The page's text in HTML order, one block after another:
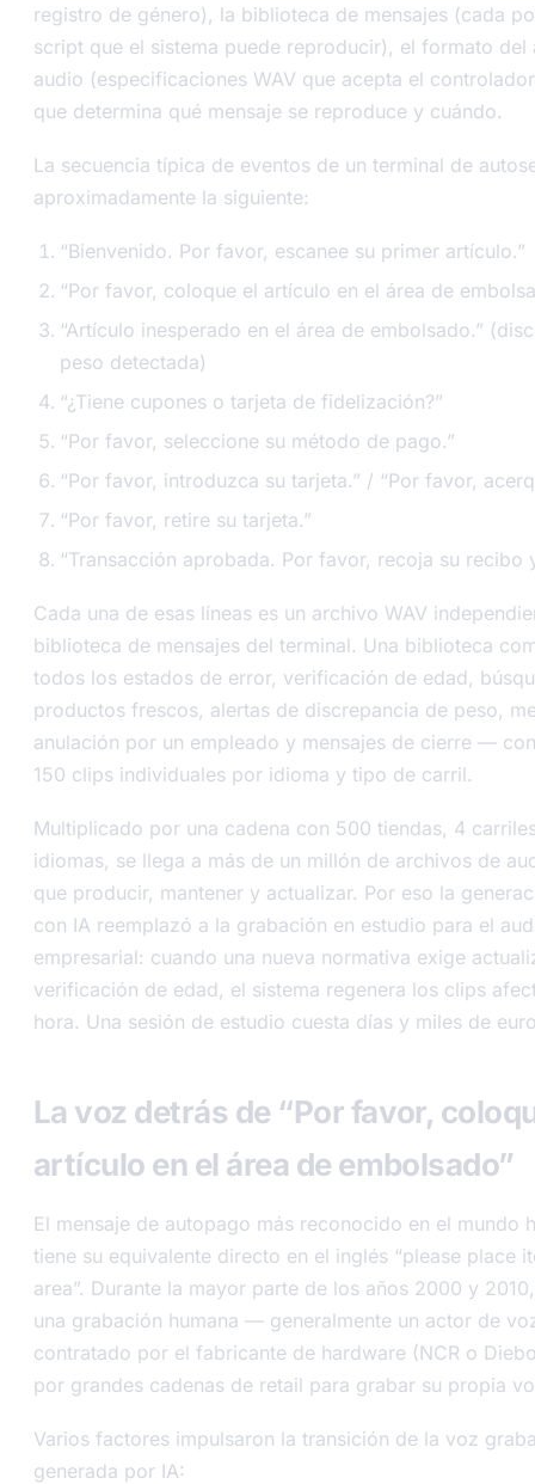
registro de género), la biblioteca de mensajes (cada
script que el sistema puede reproducir), el formato del
audio (especificaciones WAV que acepta el
que determina qué mensaje se reproduce y cuándo.
La secuencia típica de eventos de un terminal de
aproximadamente la siguiente:
“Bienvenido. Por favor, escanee su primer artículo.”
“Por favor, coloque el artículo en el área de
“Artículo inesperado en el área de embolsado.”
peso detectada)
“¿Tiene cupones o tarjeta de fidelización?”
“Por favor, seleccione su método de pago.”
“Por favor, introduzca su tarjeta.” / “Por favor,
“Por favor, retire su tarjeta.”
“Transacción aprobada. Por favor, recoja su recibo
Cada una de esas líneas es un archivo WAV
biblioteca de mensajes del terminal. Una biblioteca
todos los estados de error, verificación de edad,
productos frescos, alertas de discrepancia de peso,
anulación por un empleado y mensajes de cierre —
150 clips individuales por idioma y tipo de carril.
Multiplicado por una cadena con 500 tiendas, 4
idiomas, se llega a más de un millón de archivos de
que producir, mantener y actualizar. Por eso la
con IA reemplazó a la grabación en estudio para el
empresarial: cuando una nueva normativa exige
verificación de edad, el sistema regenera los clips
hora. Una sesión de estudio cuesta días y miles de
La voz detrás de “Por favor,
artículo en el área de embolsado”
El mensaje de autopago más reconocido en el mundo
tiene su equivalente directo en el inglés “please place
area”. Durante la mayor parte de los años 2000 y
una grabación humana — generalmente un actor de
contratado por el fabricante de hardware (NCR o
por grandes cadenas de retail para grabar su propia
Varios factores impulsaron la transición de la voz
generada por IA: